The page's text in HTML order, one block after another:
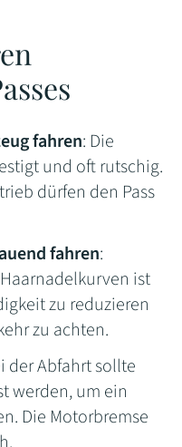
fahren: Die
und oft rutschig.
dürfen den Pass
fahren:
ist
zu reduzieren
zu achten.
der Abfahrt sollte
werden, um ein
Die Motorbremse